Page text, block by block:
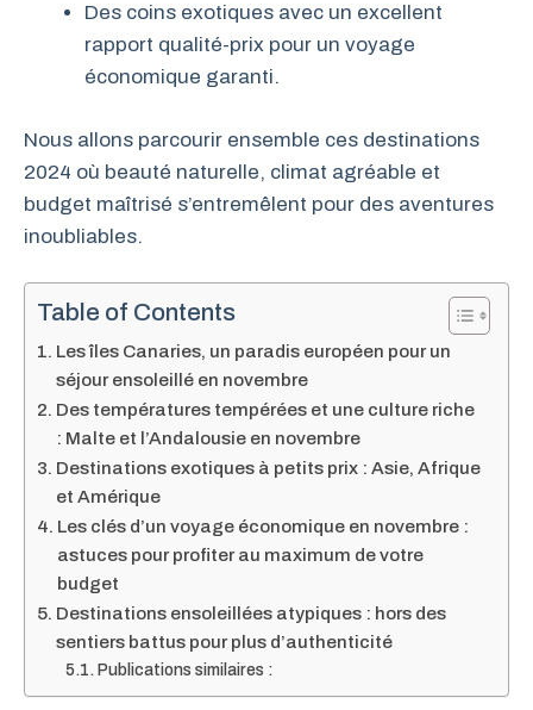
Des coins exotiques avec un excellent
rapport qualité-prix pour un voyage
économique garanti.
Nous allons parcourir ensemble ces destinations
2024 où beauté naturelle, climat agréable et
budget maîtrisé s’entremêlent pour des aventures
inoubliables.
Table of Contents
Les îles Canaries, un paradis européen pour un
séjour ensoleillé en novembre
Des températures tempérées et une culture riche
: Malte et l’Andalousie en novembre
Destinations exotiques à petits prix : Asie, Afrique
et Amérique
Les clés d’un voyage économique en novembre :
astuces pour profiter au maximum de votre
budget
Destinations ensoleillées atypiques : hors des
sentiers battus pour plus d’authenticité
Publications similaires :